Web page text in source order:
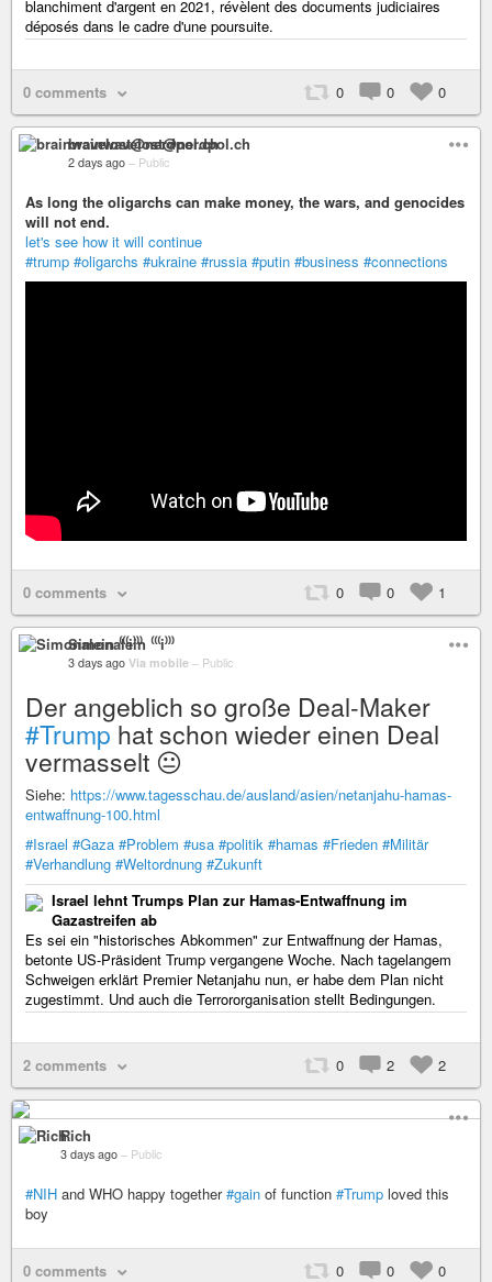
blanchiment d'argent en 2021, révèlent des documents judiciaires
déposés dans le cadre d'une poursuite.
0 comments 0 0 0
brainwavelost@nerdpol.ch
2 days ago – Public
As long the oligarchs can make money, the wars, and genocides
will not end.
let's see how it will continue
#trump #oligarchs #ukraine #russia #putin #business #connections
0 comments 0 0 1
Simonalein ⁽⁽⁽i⁾⁾⁾
3 days ago Via mobile – Public
Der angeblich so große Deal-Maker
#Trumphat schon wieder einen Deal
vermasselt 😐
Siehe: https://www.tagesschau.de/ausland/asien/netanjahu-hamas-
entwaffnung-100.html
#Israel #Gaza #Problem #usa #politik #hamas #Frieden #Militär
#Verhandlung #Weltordnung #Zukunft
Israel lehnt Trumps Plan zur Hamas-Entwaffnung im
Gazastreifen ab
Es sei ein "historisches Abkommen" zur Entwaffnung der Hamas,
betonte US-Präsident Trump vergangene Woche. Nach tagelangem
Schweigen erklärt Premier Netanjahu nun, er habe dem Plan nicht
zugestimmt. Und auch die Terrororganisation stellt Bedingungen.
2 comments 0 2 2
Rich
3 days ago – Public
#NIH and WHO happy together#gain of function #Trump loved this
boy
0 comments 0 0 0